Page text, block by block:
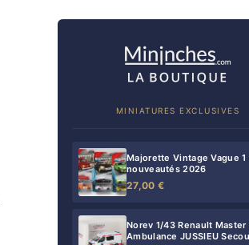
MINIATURES EXCLUSIVES
Majorette Vintage Vague
nouveautés 2026
27,00 €
Norev 1/43 Renault
Ambulance JUSSIEU